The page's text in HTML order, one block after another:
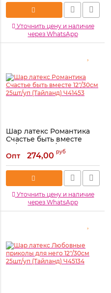
Уточнить цену и наличие
через WhatsApp
Шар латекс Романтика
Счастье быть вместе
12"/30см 25шт/уп
(Тайланд) Ч41453
Артикул: Ч41453
Опт 274,00 руб
Уточнить цену и наличие
через WhatsApp